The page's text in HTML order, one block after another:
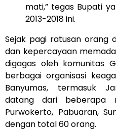
mati,” tegas Bupati
2013-2018 ini.
Sejak pagi ratusan orang
dan kepercayaan
digagas oleh komunitas
berbagai organisasi
Banyumas, termasuk
datang dari beberapa
Purwokerto, Pabuaran,
dengan total 60 orang.